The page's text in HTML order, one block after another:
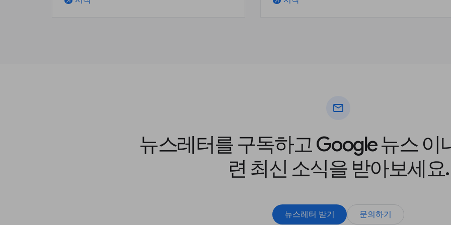
mail
뉴스레터를 구독하고 Google 뉴스 이
련 최신 소식을 받아보세요.
뉴스레터 받기 문의하기